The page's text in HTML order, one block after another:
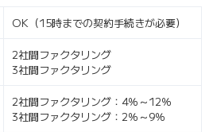
OK（15時までの契約手続きが必要）
2社間ファクタリング
3社間ファクタリング
2社間ファクタリング：4％～12％
3社間ファクタリング：2％～9％